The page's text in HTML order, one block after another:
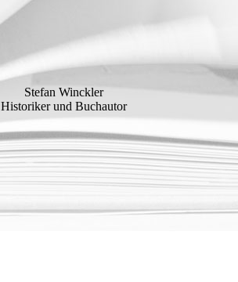
Stefan Winckler
Historiker und Buchautor